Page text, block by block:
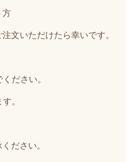
方
文いただけたら幸いです。
ださい。
。
ださい。